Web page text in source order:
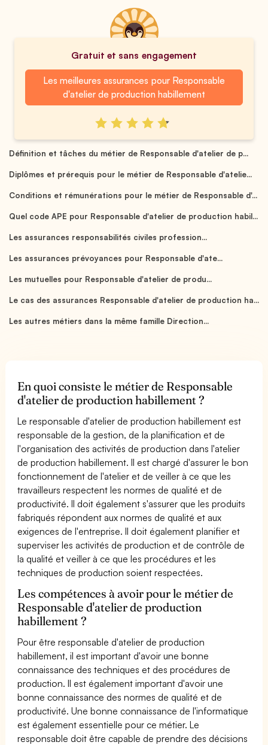
Gratuit et sans engagement
Les meilleures assurances pour Responsable
d'atelier de production habillement
Définition et tâches du métier de Responsable d'atelier de p...
Diplômes et prérequis pour le métier de Responsable d'atelie...
Conditions et rémunérations pour le métier de Responsable d'...
Quel code APE pour Responsable d'atelier de production habil...
Les assurances responsabilités civiles profession...
Les assurances prévoyances pour Responsable d'ate...
Les mutuelles pour Responsable d'atelier de produ...
Le cas des assurances Responsable d'atelier de production ha...
Les autres métiers dans la même famille Direction...
En quoi consiste le métier de Responsable
d'atelier de production habillement ?
Le responsable d'atelier de production habillement est
responsable de la gestion, de la planification et de
l'organisation des activités de production dans l'atelier
de production habillement. Il est chargé d'assurer le bon
fonctionnement de l'atelier et de veiller à ce que les
travailleurs respectent les normes de qualité et de
productivité. Il doit également s'assurer que les produits
fabriqués répondent aux normes de qualité et aux
exigences de l'entreprise. Il doit également planifier et
superviser les activités de production et de contrôle de
la qualité et veiller à ce que les procédures et les
techniques de production soient respectées.
Les compétences à avoir pour le métier de
Responsable d'atelier de production
habillement ?
Pour être responsable d'atelier de production
habillement, il est important d'avoir une bonne
connaissance des techniques et des procédures de
production. Il est également important d'avoir une
bonne connaissance des normes de qualité et de
productivité. Une bonne connaissance de l'informatique
est également essentielle pour ce métier. Le
responsable doit être capable de prendre des décisions